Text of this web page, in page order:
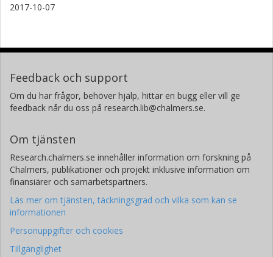
2017-10-07
Feedback och support
Om du har frågor, behöver hjälp, hittar en bugg eller vill ge
feedback når du oss på research.lib@chalmers.se.
Om tjänsten
Research.chalmers.se innehåller information om forskning på
Chalmers, publikationer och projekt inklusive information om
finansiärer och samarbetspartners.
Läs mer om tjänsten, täckningsgrad och vilka som kan se
informationen
Personuppgifter och cookies
Tillgänglighet